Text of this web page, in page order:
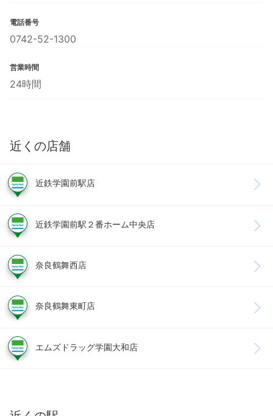
電話番号
0742-52-1300
営業時間
24時間
近くの店舗
近鉄学園前駅店
近鉄学園前駅２番ホーム中央店
奈良鶴舞西店
奈良鶴舞東町店
エムズドラッグ学園大和店